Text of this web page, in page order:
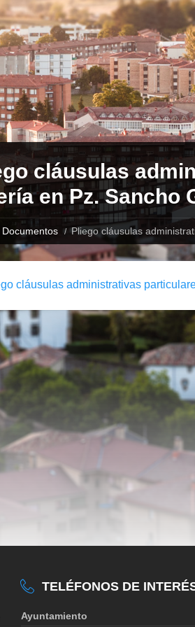
cláusulas
en Pz. Sancho
Documentos Pliego cláusulas
cláusulas administrativas
TELÉFONOS DE
Ayuntamiento